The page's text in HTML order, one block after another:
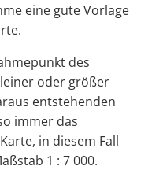
eine gute Vorlage
des
oder größer
entstehenden
immer das
in diesem Fall
1 : 7 000.